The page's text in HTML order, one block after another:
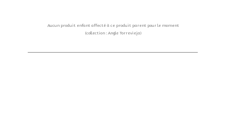
Aucun produit enfant affecté à ce produit parent pour le moment
(collection : Angle Torrevieja)